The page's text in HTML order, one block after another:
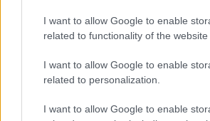
I want to allow Google to enable
related to functionality of the website
I want to allow Google to enable
related to personalization.
I want to allow Google to enable